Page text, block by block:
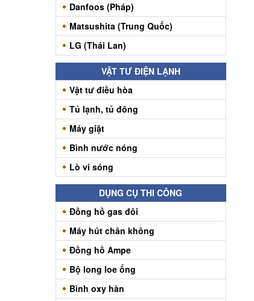
Danfoos (Pháp)
Matsushita (Trung Quốc)
LG (Thái Lan)
VẬT TƯ ĐIỆN LẠNH
Vật tư điều hòa
Tủ lạnh, tủ đông
Máy giặt
Bình nước nóng
Lò vi sóng
DỤNG CỤ THI CÔNG
Đồng hồ gas đôi
Máy hút chân không
Đồng hồ Ampe
Bộ long loe ống
Bình oxy hàn